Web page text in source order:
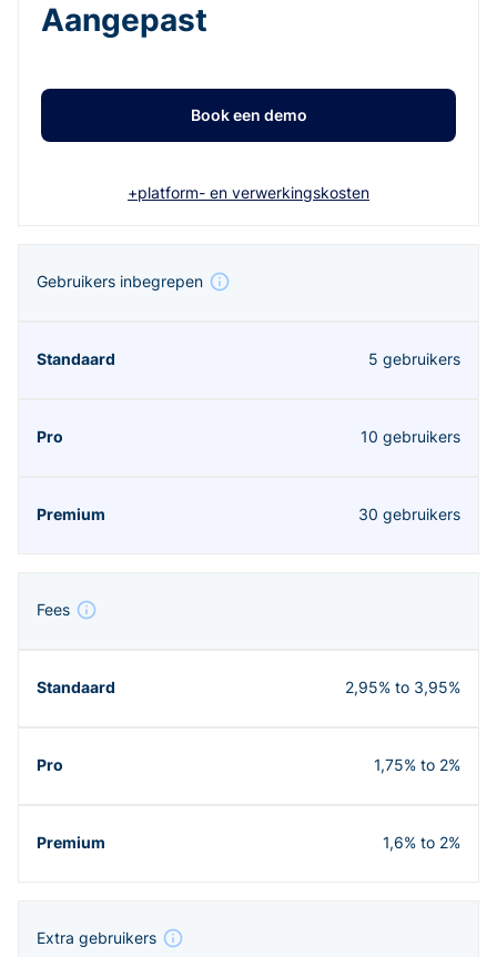
Aangepast
Book een demo
+platform- en verwerkingskosten
Gebruikers inbegrepen
5 gebruikers
10 gebruikers
30 gebruikers
Fees
2,95% to 3,95%
1,75% to 2%
1,6% to 2%
Extra gebruikers